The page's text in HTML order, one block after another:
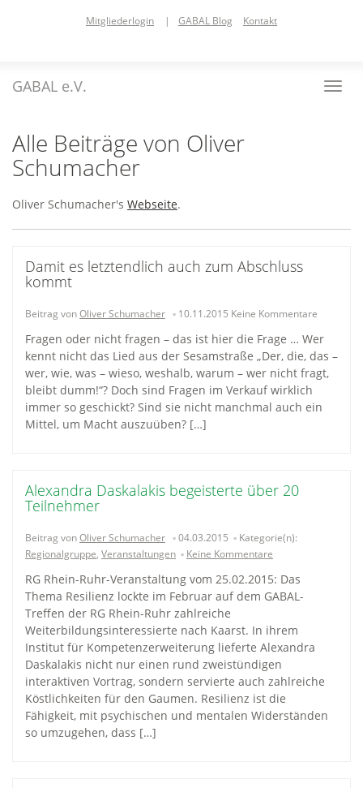
Mitgliederlogin | GABAL Blog Kontakt
GABAL e.V.
Alle Beiträge von Oliver
Schumacher
Oliver Schumacher's Webseite.
Damit es letztendlich auch zum Abschluss
kommt
Beitrag vonOliver Schumacher 10.11.2015 Keine Kommentare
Fragen oder nicht fragen – das ist hier die Frage … Wer
kennt nicht das Lied aus der Sesamstraße „Der, die, das –
wer, wie, was – wieso, weshalb, warum – wer nicht fragt,
bleibt dumm!“? Doch sind Fragen im Verkauf wirklich
immer so geschickt? Sind sie nicht manchmal auch ein
Mittel, um Macht auszuüben? […]
Alexandra Daskalakis begeisterte über 20
Teilnehmer
Beitrag vonOliver Schumacher 04.03.2015
Kategorie(n):
Regionalgruppe, Veranstaltungen Keine Kommentare
RG Rhein-Ruhr-Veranstaltung vom 25.02.2015: Das
Thema Resilienz lockte im Februar auf dem GABAL-
Treffen der RG Rhein-Ruhr zahlreiche
Weiterbildungsinteressierte nach Kaarst. In ihrem
Institut für Kompetenzerweiterung lieferte Alexandra
Daskalakis nicht nur einen rund zweistündigen
interaktiven Vortrag, sondern servierte auch zahlreiche
Köstlichkeiten für den Gaumen. Resilienz ist die
Fähigkeit, mit psychischen und mentalen Widerständen
so umzugehen, dass […]